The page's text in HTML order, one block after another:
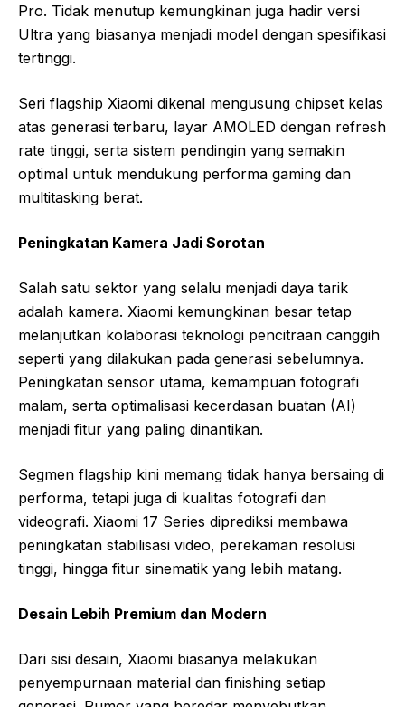
Pro. Tidak menutup kemungkinan juga hadir versi
Ultra yang biasanya menjadi model dengan spesifikasi
tertinggi.
Seri flagship Xiaomi dikenal mengusung chipset kelas
atas generasi terbaru, layar AMOLED dengan refresh
rate tinggi, serta sistem pendingin yang semakin
optimal untuk mendukung performa gaming dan
multitasking berat.
Peningkatan Kamera Jadi Sorotan
Salah satu sektor yang selalu menjadi daya tarik
adalah kamera. Xiaomi kemungkinan besar tetap
melanjutkan kolaborasi teknologi pencitraan canggih
seperti yang dilakukan pada generasi sebelumnya.
Peningkatan sensor utama, kemampuan fotografi
malam, serta optimalisasi kecerdasan buatan (AI)
menjadi fitur yang paling dinantikan.
Segmen flagship kini memang tidak hanya bersaing di
performa, tetapi juga di kualitas fotografi dan
videografi. Xiaomi 17 Series diprediksi membawa
peningkatan stabilisasi video, perekaman resolusi
tinggi, hingga fitur sinematik yang lebih matang.
Desain Lebih Premium dan Modern
Dari sisi desain, Xiaomi biasanya melakukan
penyempurnaan material dan finishing setiap